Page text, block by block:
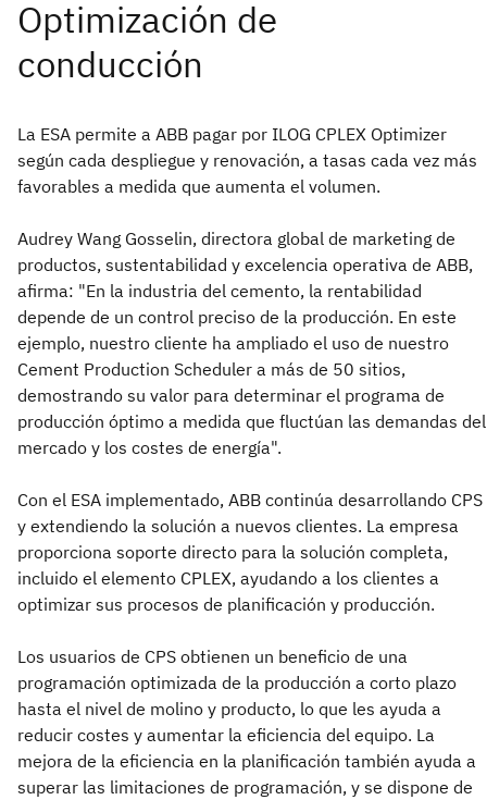
La ESA permite a ABB pagar por ILOG CPLEX Optimizer
según cada despliegue y renovación, a tasas cada vez más
favorables a medida que aumenta el volumen.
Audrey Wang Gosselin, directora global de marketing de
productos, sustentabilidad y excelencia operativa de ABB,
afirma: "En la industria del cemento, la rentabilidad
depende de un control preciso de la producción. En este
ejemplo, nuestro cliente ha ampliado el uso de nuestro
Cement Production Scheduler a más de 50 sitios,
demostrando su valor para determinar el programa de
producción óptimo a medida que fluctúan las demandas del
mercado y los costes de energía".
Con el ESA implementado, ABB continúa desarrollando CPS
y extendiendo la solución a nuevos clientes. La empresa
proporciona soporte directo para la solución completa,
incluido el elemento CPLEX, ayudando a los clientes a
optimizar sus procesos de planificación y producción.
Los usuarios de CPS obtienen un beneficio de una
programación optimizada de la producción a corto plazo
hasta el nivel de molino y producto, lo que les ayuda a
reducir costes y aumentar la eficiencia del equipo. La
mejora de la eficiencia en la planificación también ayuda a
superar las limitaciones de programación, y se dispone de